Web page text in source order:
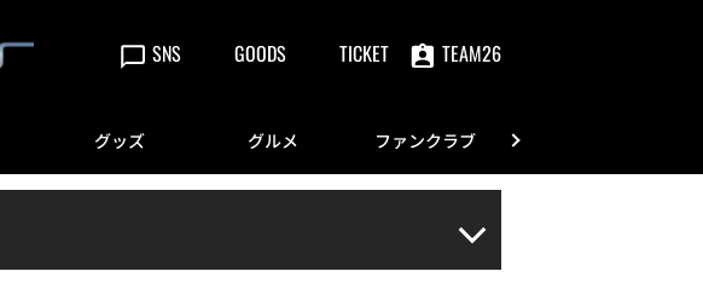
SNS GOODS TICKET TEAM26
グッズ グルメ ファンクラブ